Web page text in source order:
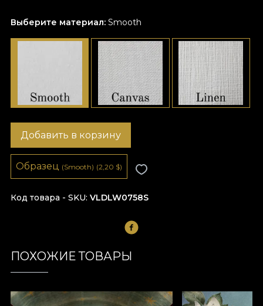
Выберите материал: Smooth
Код товара - SKU VLDLW0758S
Добавить в корзину
Образец (Smooth) (2,20 $)
ПОХОЖИЕ ТОВАРЫ